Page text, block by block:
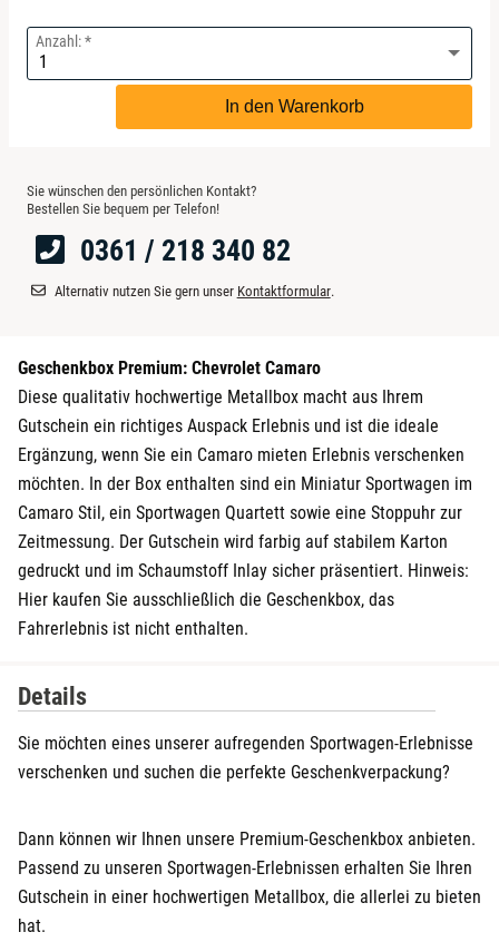
Anzahl:
In den Warenkorb
Sie wünschen den persönlichen Kontakt?
Bestellen Sie bequem per Telefon!
0361 / 218 340 82
Alternativ nutzen Sie gern unser Kontaktformular.
Geschenkbox Premium: Chevrolet Camaro
Diese qualitativ hochwertige Metallbox macht aus Ihrem
Gutschein ein richtiges Auspack Erlebnis und ist die ideale
Ergänzung, wenn Sie ein Camaro mieten Erlebnis verschenken
möchten. In der Box enthalten sind ein Miniatur Sportwagen im
Camaro Stil, ein Sportwagen Quartett sowie eine Stoppuhr zur
Zeitmessung. Der Gutschein wird farbig auf stabilem Karton
gedruckt und im Schaumstoff Inlay sicher präsentiert. Hinweis:
Hier kaufen Sie ausschließlich die Geschenkbox, das
Fahrerlebnis ist nicht enthalten.
Details
Sie möchten eines unserer aufregenden Sportwagen-Erlebnisse
verschenken und suchen die perfekte Geschenkverpackung?
Dann können wir Ihnen unsere Premium-Geschenkbox anbieten.
Passend zu unseren Sportwagen-Erlebnissen erhalten Sie Ihren
Gutschein in einer hochwertigen Metallbox, die allerlei zu bieten
hat.
Mannheim
Rosenheim
Wuppertal